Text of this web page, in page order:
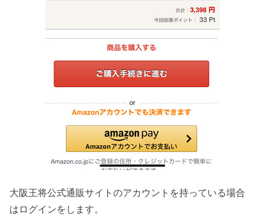
大阪王将公式通販サイトのアカウントを持っている場合
はログインをします。